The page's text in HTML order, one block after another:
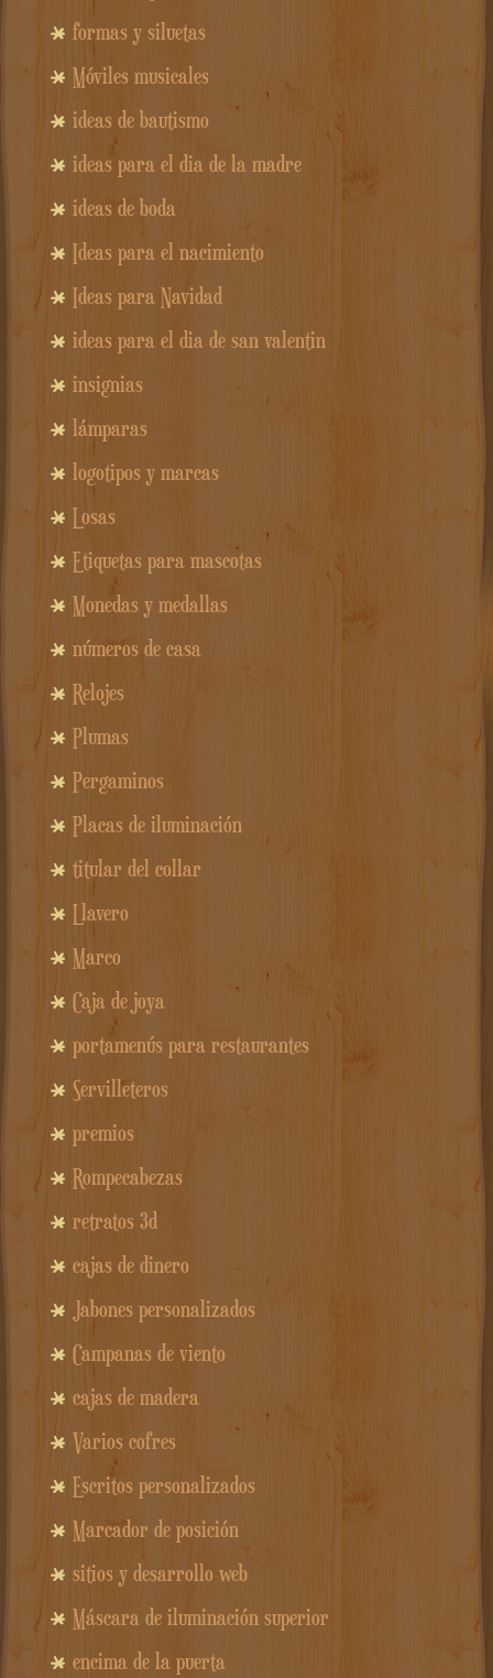
formas y siluetas
Móviles musicales
ideas de bautismo
ideas para el dia de la madre
ideas de boda
Ideas para el nacimiento
Ideas para Navidad
ideas para el dia de san valentin
insignias
lámparas
logotipos y marcas
Losas
Etiquetas para mascotas
Monedas y medallas
números de casa
Relojes
Plumas
Pergaminos
Placas de iluminación
titular del collar
Llavero
Marco
Caja de joya
portamenús para restaurantes
Servilleteros
premios
Rompecabezas
retratos 3d
cajas de dinero
Jabones personalizados
Campanas de viento
cajas de madera
Varios cofres
Escritos personalizados
Marcador de posición
sitios y desarrollo web
Máscara de iluminación superior
encima de la puerta